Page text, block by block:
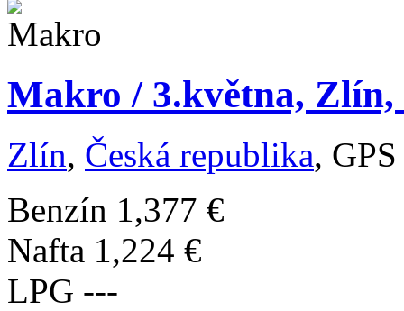
Makro / 3.května,
Zlín, Česká republika,
Benzín 1,377 €
Nafta 1,224 €
LPG ---